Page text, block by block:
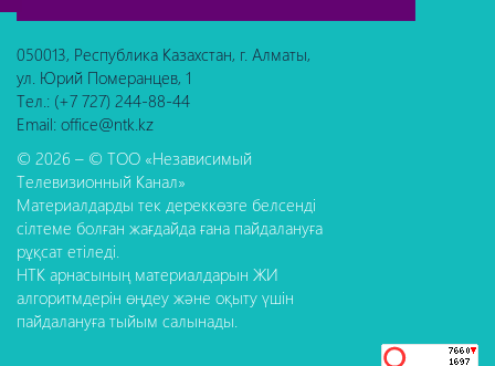
050013, Республика Казахстан, г. Алматы,
ул. Юрий Померанцев, 1
Тел.: (+7 727) 244-88-44
Email: office@ntk.kz
© 2026 – © ТОО «Независимый
Телевизионный Канал»
Материалдарды тек дереккөзге белсенді
сілтеме болған жағдайда ғана пайдалануға
рұқсат етіледі.
НТК арнасының материалдарын ЖИ
алгоритмдерін өңдеу және оқыту үшін
пайдалануға тыйым салынады.